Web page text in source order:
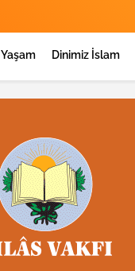
Yaşam Dinimiz İslam